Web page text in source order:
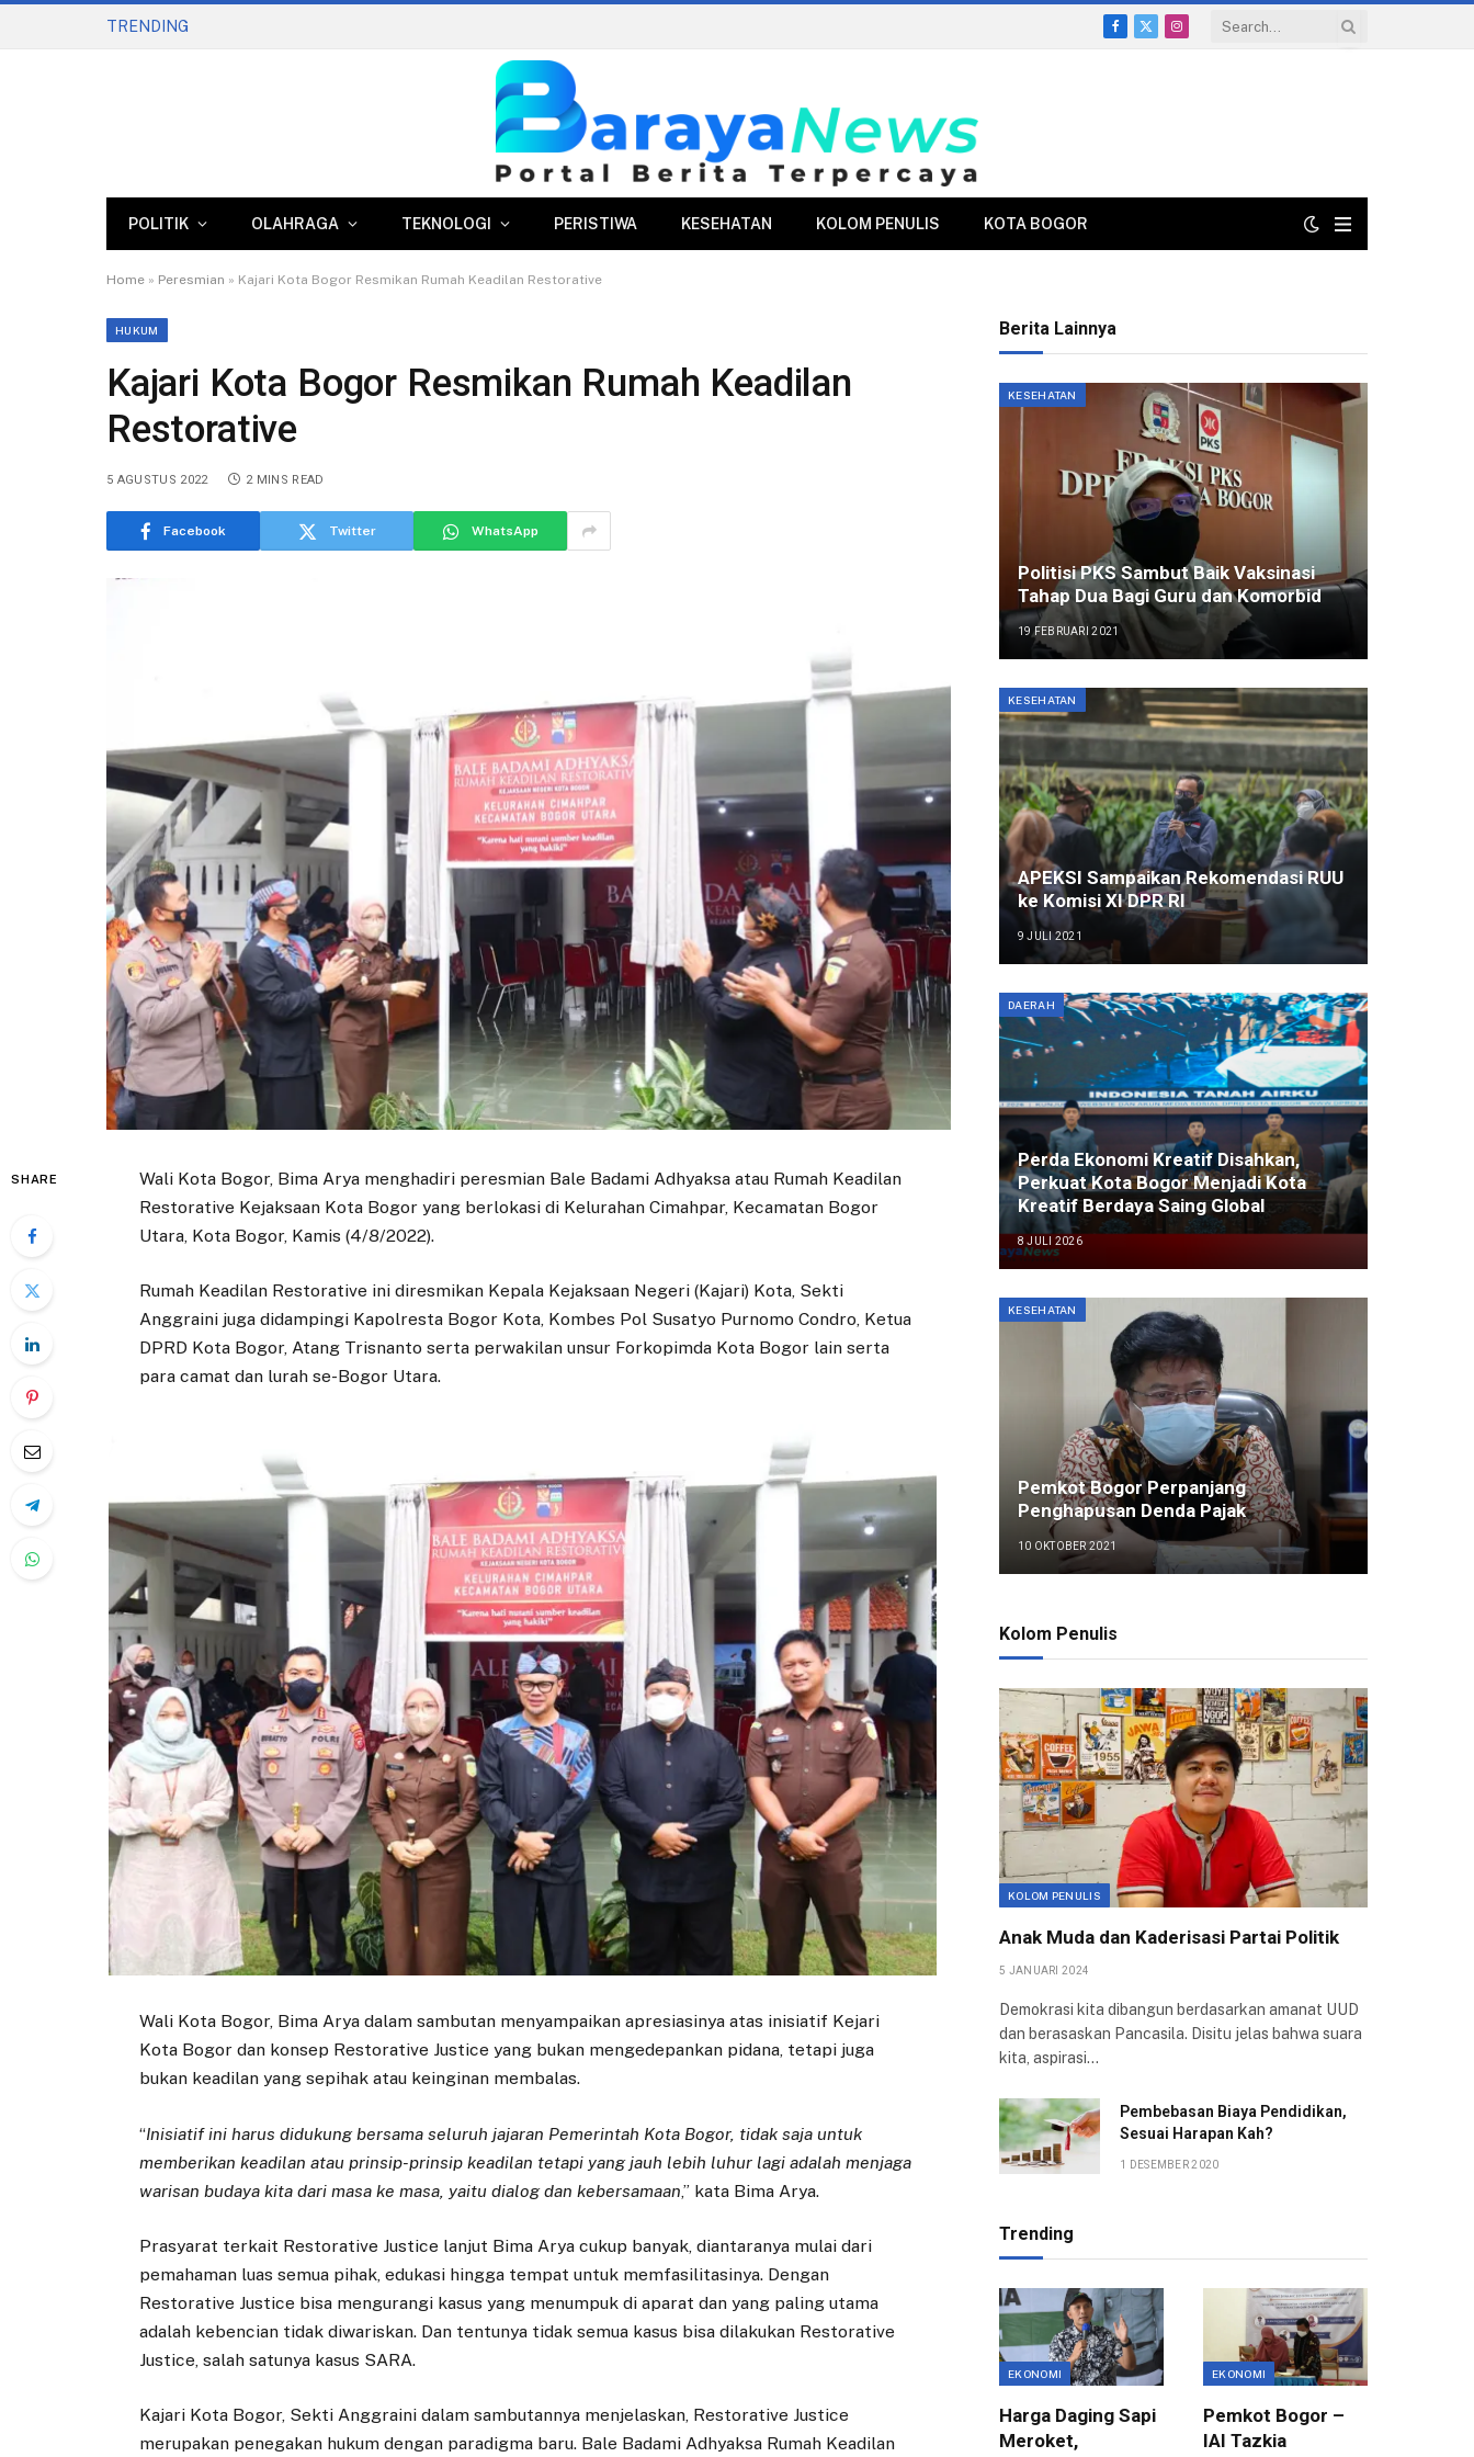
TRENDING
Facebook
X
Instagram
POLITIK OLAHRAGA TEKNOLOGI PERISTIWA KESEHATAN KOLOM PENULIS KOTA BOGOR
Home » Peresmian » Kajari Kota Bogor Resmikan Rumah Keadilan Restorative
HUKUM
Kajari Kota Bogor Resmikan Rumah Keadilan
Restorative
5 AGUSTUS 2022 2 MINS READ
Facebook Twitter WhatsApp
SHARE
Wali Kota Bogor, Bima Arya menghadiri peresmian Bale Badami Adhyaksa atau Rumah Keadilan
Restorative Kejaksaan Kota Bogor yang berlokasi di Kelurahan Cimahpar, Kecamatan Bogor
Utara, Kota Bogor, Kamis (4/8/2022).
Rumah Keadilan Restorative ini diresmikan Kepala Kejaksaan Negeri (Kajari) Kota, Sekti
Anggraini juga didampingi Kapolresta Bogor Kota, Kombes Pol Susatyo Purnomo Condro, Ketua
DPRD Kota Bogor, Atang Trisnanto serta perwakilan unsur Forkopimda Kota Bogor lain serta
para camat dan lurah se-Bogor Utara.
Wali Kota Bogor, Bima Arya dalam sambutan menyampaikan apresiasinya atas inisiatif Kejari
Kota Bogor dan konsep Restorative Justice yang bukan mengedepankan pidana, tetapi juga
bukan keadilan yang sepihak atau keinginan membalas.
“Inisiatif ini harus didukung bersama seluruh jajaran Pemerintah Kota Bogor, tidak saja untuk
memberikan keadilan atau prinsip-prinsip keadilan tetapi yang jauh lebih luhur lagi adalah menjaga
warisan budaya kita dari masa ke masa, yaitu dialog dan kebersamaan,” kata Bima Arya.
Prasyarat terkait Restorative Justice lanjut Bima Arya cukup banyak, diantaranya mulai dari
pemahaman luas semua pihak, edukasi hingga tempat untuk memfasilitasinya. Dengan
Restorative Justice bisa mengurangi kasus yang menumpuk di aparat dan yang paling utama
adalah kebencian tidak diwariskan. Dan tentunya tidak semua kasus bisa dilakukan Restorative
Justice, salah satunya kasus SARA.
Kajari Kota Bogor, Sekti Anggraini dalam sambutannya menjelaskan, Restorative Justice
merupakan penegakan hukum dengan paradigma baru. Bale Badami Adhyaksa Rumah Keadilan
Berita Lainnya
KESEHATAN
Politisi PKS Sambut Baik Vaksinasi
Tahap Dua Bagi Guru dan Komorbid
19 FEBRUARI 2021
KESEHATAN
APEKSI Sampaikan Rekomendasi RUU
ke Komisi XI DPR RI
9 JULI 2021
DAERAH
Perda Ekonomi Kreatif Disahkan,
Perkuat Kota Bogor Menjadi Kota
Kreatif Berdaya Saing Global
8 JULI 2026
KESEHATAN
Pemkot Bogor Perpanjang
Penghapusan Denda Pajak
10 OKTOBER 2021
Kolom Penulis
KOLOM PENULIS
Anak Muda dan Kaderisasi Partai Politik
5 JANUARI 2024
Demokrasi kita dibangun berdasarkan amanat UUD
dan berasaskan Pancasila. Disitu jelas bahwa suara
kita, aspirasi…
Pembebasan Biaya Pendidikan,
Sesuai Harapan Kah?
1 DESEMBER 2020
Trending
Kerja Sama
Perumda Tirta
Kelurahan
Katulampa Dorong
EKONOMI
Harga Daging Sapi
Meroket,
EKONOMI
Pemkot Bogor –
IAI Tazkia